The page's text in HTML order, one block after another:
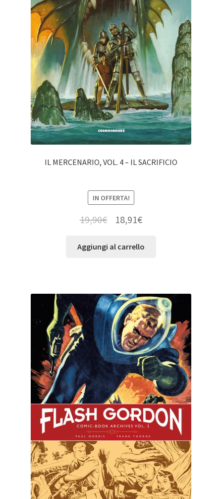
IL MERCENARIO, VOL. 4 – IL SACRIFICIO
IN OFFERTA!
19,90€ 18,91€
Aggiungi al carrello